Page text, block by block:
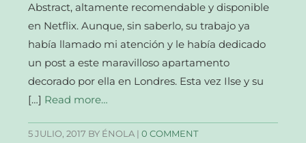
Abstract, altamente recomendable y disponible
en Netflix. Aunque, sin saberlo, su trabajo ya
había llamado mi atención y le había dedicado
un post a este maravilloso apartamento
decorado por ella en Londres. Esta vez Ilse y su
[…] Read more…
5 JULIO, 2017 BY ÉNOLA |0 COMMENT